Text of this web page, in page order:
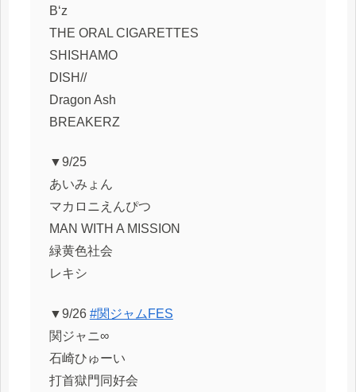
B‘z
THE ORAL CIGARETTES
SHISHAMO
DISH//
Dragon Ash
BREAKERZ
▼9/25
あいみょん
マカロニえんぴつ
MAN WITH A MISSION
緑黄色社会
レキシ
▼9/26 #関ジャムFES
関ジャニ∞
石崎ひゅーい
打首獄門同好会